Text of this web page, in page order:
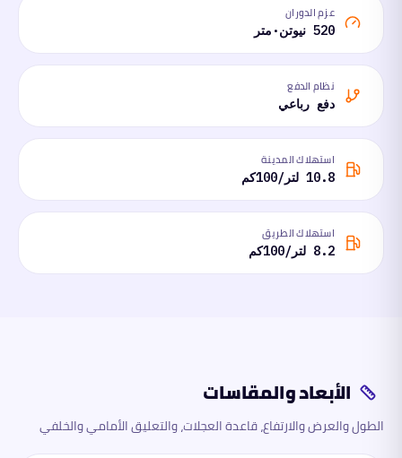
عزم الدوران
520 نيوتن·متر
نظام الدفع
دفع رباعي
استهلاك المدينة
10.8 لتر/100كم
استهلاك الطريق
8.2 لتر/100كم
الأبعاد والمقاسات
الطول والعرض والارتفاع، قاعدة العجلات، والتعليق الأمامي والخلفي